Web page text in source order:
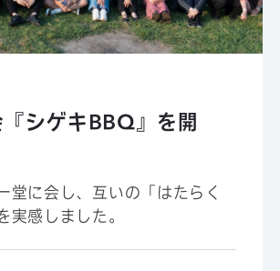
シゲキBBQ』を開
堂に会し、互いの「はたらく
実感しました。